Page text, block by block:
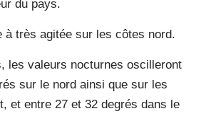
du pays.
à très agitée sur les côtes nord.
les valeurs nocturnes oscilleront
sur le nord ainsi que sur les
et entre 27 et 32 degrés dans le